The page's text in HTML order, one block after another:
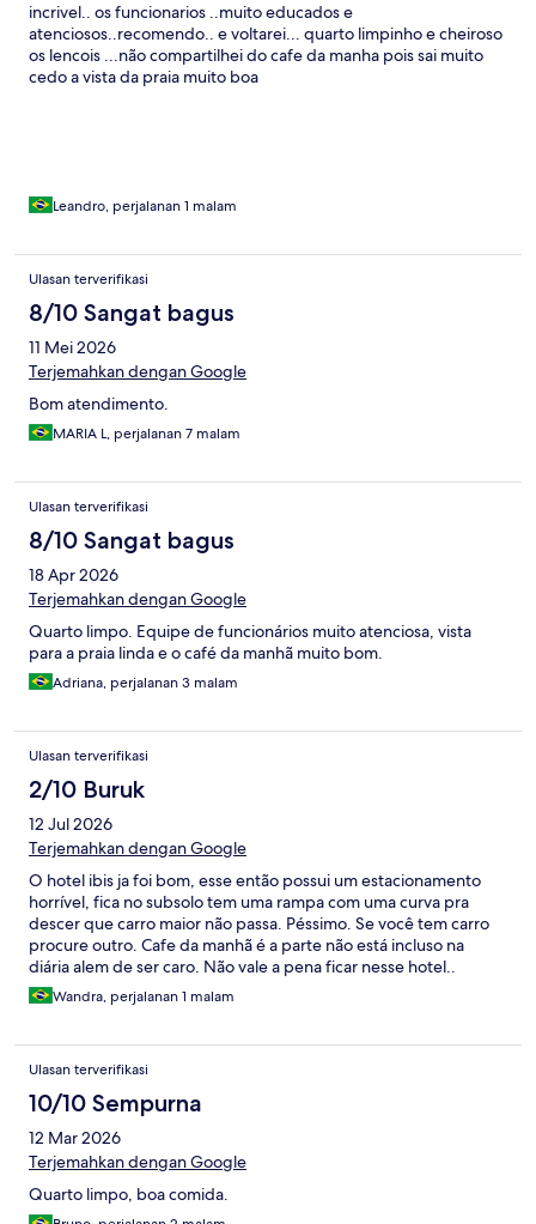
incrivel.. os funcionarios ..muito educados e
atenciosos..recomendo.. e voltarei... quarto limpinho e cheiroso
os lencois ...não compartilhei do cafe da manha pois sai muito
cedo a vista da praia muito boa
Leandro, perjalanan 1 malam
Ulasan terverifikasi
8/10 Sangat bagus
11 Mei 2026
Terjemahkan dengan Google
Bom atendimento.
MARIA L, perjalanan 7 malam
Ulasan terverifikasi
8/10 Sangat bagus
18 Apr 2026
Terjemahkan dengan Google
Quarto limpo. Equipe de funcionários muito atenciosa, vista
para a praia linda e o café da manhã muito bom.
Adriana, perjalanan 3 malam
Ulasan terverifikasi
2/10 Buruk
12 Jul 2026
Terjemahkan dengan Google
O hotel ibis ja foi bom, esse então possui um estacionamento
horrível, fica no subsolo tem uma rampa com uma curva pra
descer que carro maior não passa. Péssimo. Se você tem carro
procure outro. Cafe da manhã é a parte não está incluso na
diária alem de ser caro. Não vale a pena ficar nesse hotel..
Wandra, perjalanan 1 malam
Ulasan terverifikasi
10/10 Sempurna
12 Mar 2026
Terjemahkan dengan Google
Quarto limpo, boa comida.